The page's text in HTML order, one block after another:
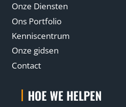
Onze Diensten
Ons Portfolio
Kenniscentrum
Onze gidsen
Contact
HOE WE HELPEN